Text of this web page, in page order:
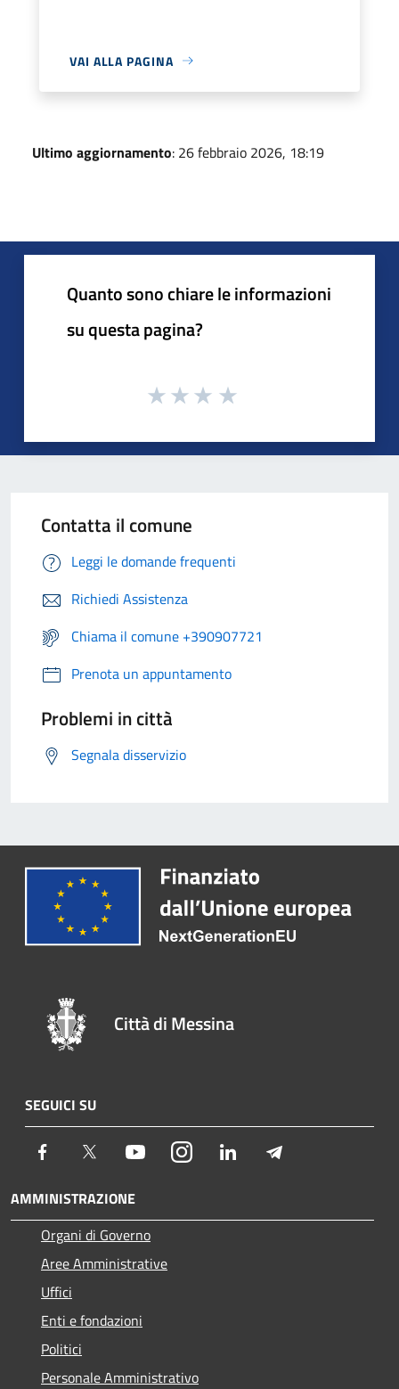
VAI ALLA PAGINA
Ultimo aggiornamento: 26 febbraio 2026, 18:19
Quanto sono chiare le informazioni
su questa pagina?
Contatta il comune
Leggi le domande frequenti
Richiedi Assistenza
Chiama il comune +390907721
Prenota un appuntamento
Problemi in città
Segnala disservizio
Città di Messina
SEGUICI SU
Facebook Twitter YoutubeInstagram LinkedIn
AMMINISTRAZIONE
Organi di Governo
Aree Amministrative
Uffici
Enti e fondazioni
Politici
Personale Amministrativo